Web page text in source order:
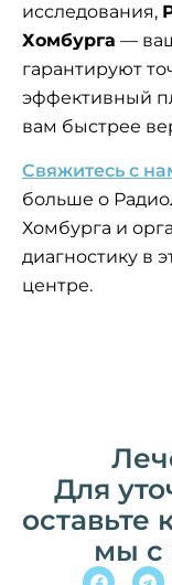
исследования,
Хомбурга —
гарантируют
эффективный
вам быстрее
Свяжитесь с
больше о
Хомбурга и
диагностику в
центре.
Для
оставьте
мы с